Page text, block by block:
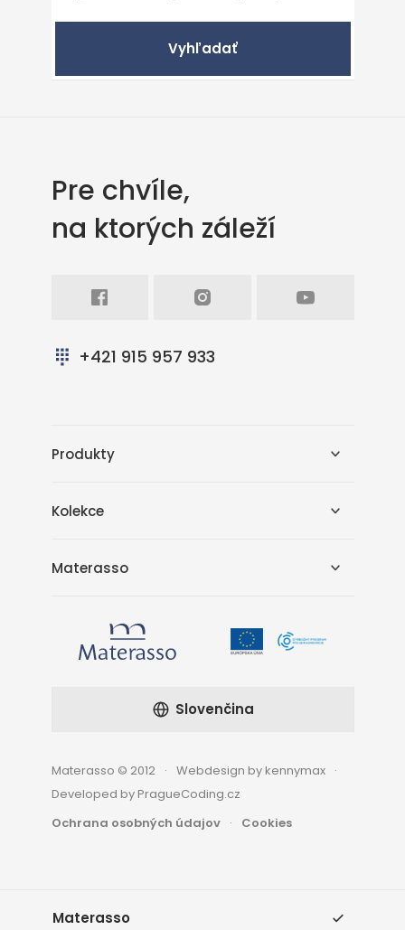
Vyhľadať
Pre chvíle,
na ktorých záleží
+421 915 957 933
Produkty
Kolekce
Materasso
Materasso © 2012
Webdesign by kennymax
Developed by PragueCoding.cz
Ochrana osobných údajov
Cookies
Slovenčina
Materasso